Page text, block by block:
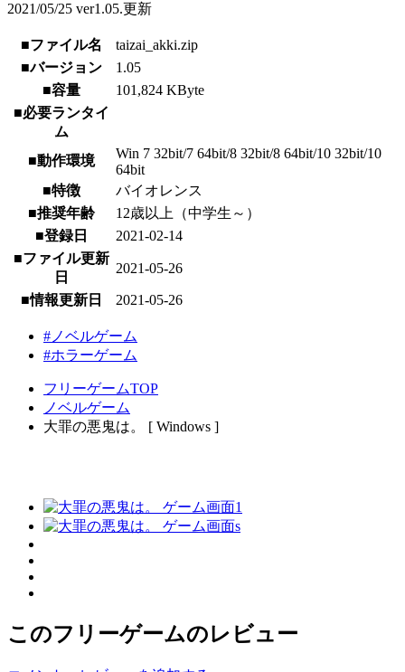
2021/05/25 ver1.05.更新
■ファイル名
taizai_akki.zip
■バージョン
1.05
■容量
101,824 KByte
■必要ランタイ
ム
■動作環境
Win 7 32bit/7 64bit/8 32bit/8 64bit/10 32bit/10
64bit
■特徴
バイオレンス
■推奨年齢
12歳以上（中学生～）
■登録日
2021-02-14
■ファイル更新
日
2021-05-26
■情報更新日 2021-05-26
#ノベルゲーム
#ホラーゲーム
フリーゲームTOP
ノベルゲーム
大罪の悪鬼は。 [ Windows ]
このフリーゲームのレビュー